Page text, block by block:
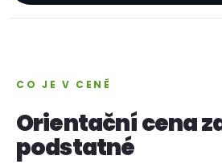
CO JE V CENĚ
Orientační cena
podstatné